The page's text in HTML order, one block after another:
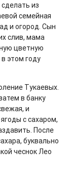
из
семейная
и огород. Сын
слив, мама
цветную
в этом году
Тукаевых.
в банку
и
с сахаром,
После
буквально
чеснок Лео